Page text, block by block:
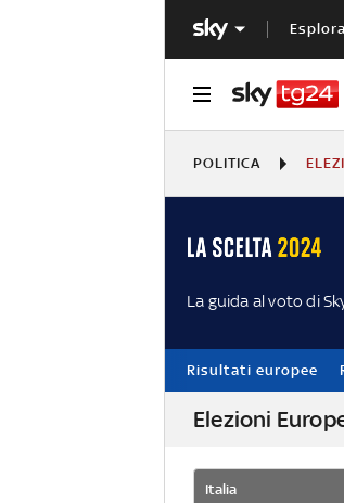
POLITICA
La guida al voto di
Risultati europee
Elezioni
Italia